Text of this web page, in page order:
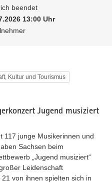
beendet
13:00 Uhr
Kultur und Tourismus
Jugend musiziert
117 junge Musikerinnen und
Sachsen beim
„Jugend musiziert“
Leidenschaft
von ihnen spielten sich in